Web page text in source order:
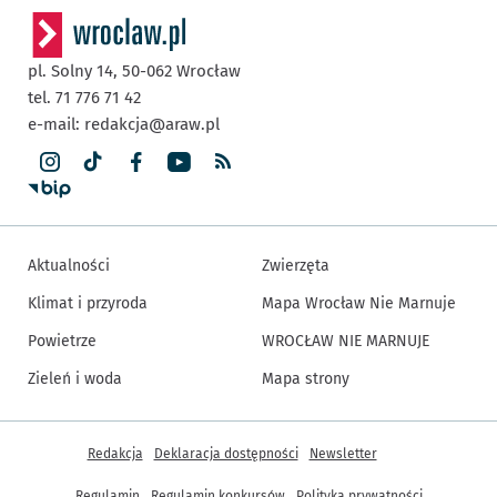
pl. Solny 14, 50-062 Wrocław
tel. 71 776 71 42
e-mail: redakcja@araw.pl
Aktualności
Klimat i przyroda
Powietrze
Zieleń i woda
Zwierzęta
Mapa Wrocław Nie Marnuje
WROCŁAW NIE MARNUJE
Mapa strony
Inne informacje
Redakcja Deklaracja dostępności Newsletter